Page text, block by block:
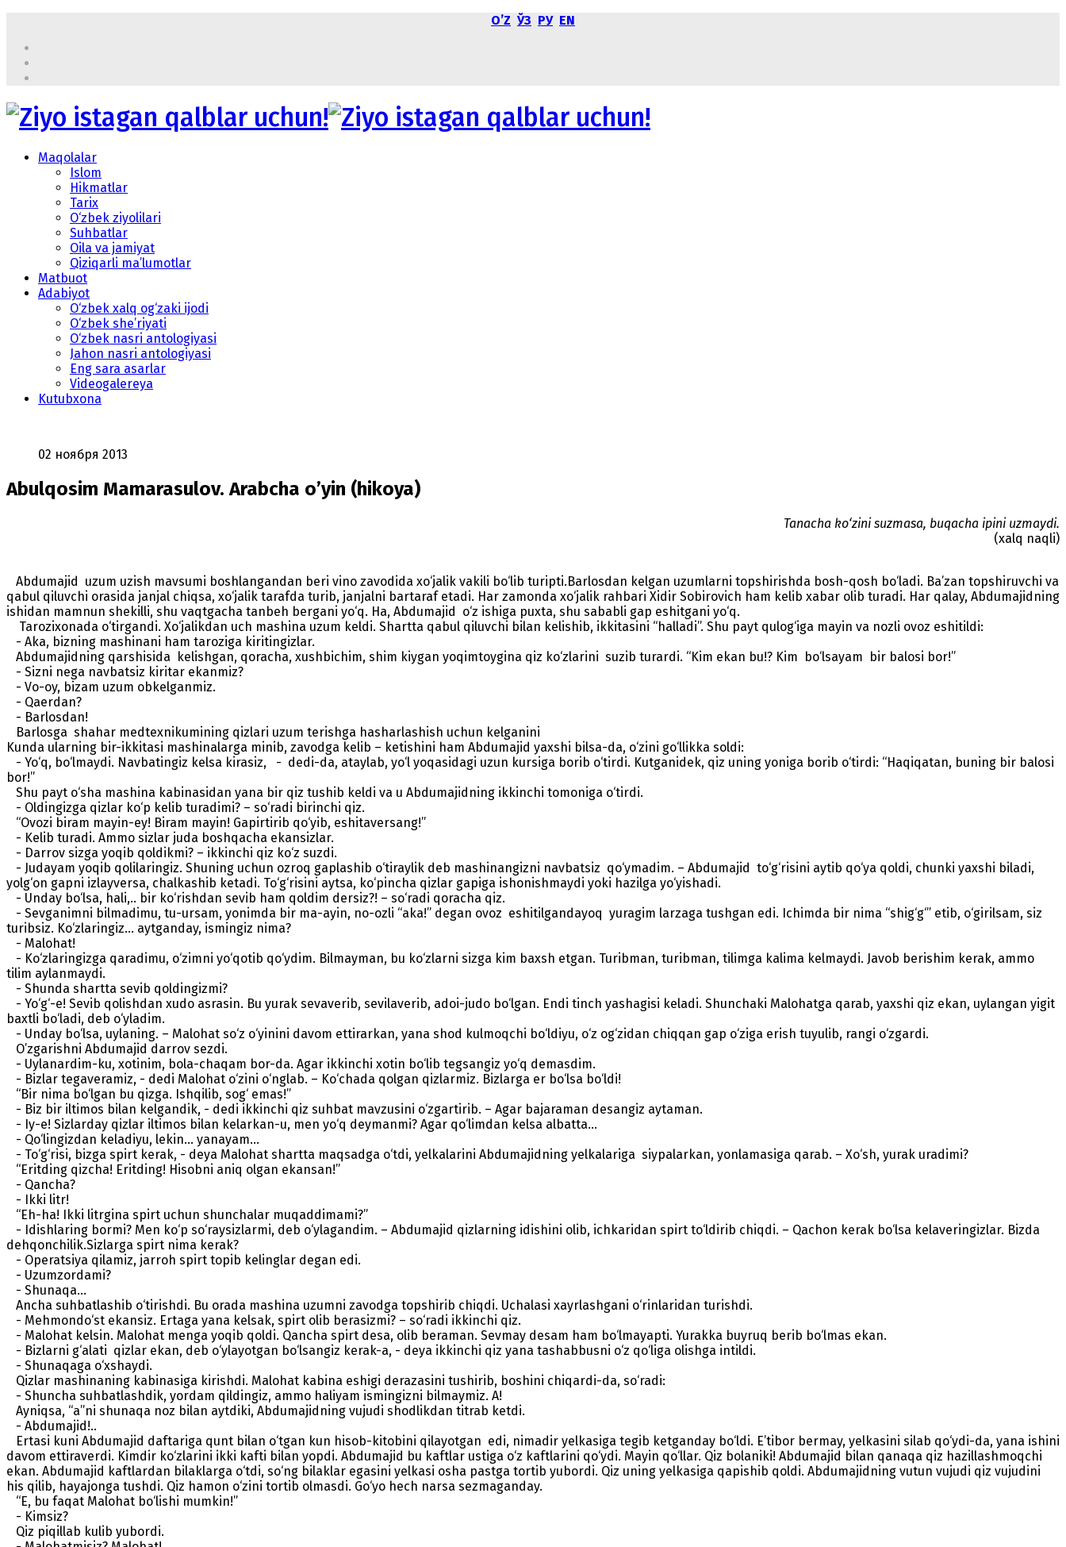
OʼZ ЎЗ РУ EN
Maqolalar
Islom
Hikmatlar
Tarix
O‘zbek ziyolilari
Suhbatlar
Oila va jamiyat
Qiziqarli ma’lumotlar
Matbuot
Adabiyot
O‘zbek xalq og‘zaki ijodi
O‘zbek she’riyati
O‘zbek nasri antologiyasi
Jahon nasri antologiyasi
Eng sara asarlar
Videogalereya
Kutubxona
02 ноября 2013
Abulqosim Mamarasulov. Arabcha o’yin (hikoya)
Tanacha ko‘zini suzmasa, buqacha ipini uzmaydi.
(xalq naqli)
Abdumajid uzum uzish mavsumi boshlangandan beri vino zavodida xo‘jalik vakili bo‘lib turipti.Barlosdan kelgan uzumlarni topshirishda bosh-qosh bo‘ladi. Ba’zan topshiruvchi va
qabul qiluvchi orasida janjal chiqsa, xo‘jalik tarafda turib, janjalni bartaraf etadi. Har zamonda xo‘jalik rahbari Xidir Sobirovich ham kelib xabar olib turadi. Har qalay, Abdumajidning
ishidan mamnun shekilli, shu vaqtgacha tanbeh bergani yo‘q. Ha, Abdumajid o‘z ishiga puxta, shu sababli gap eshitgani yo‘q.
Tarozixonada o‘tirgandi. Xo‘jalikdan uch mashina uzum keldi. Shartta qabul qiluvchi bilan kelishib, ikkitasini “halladi”. Shu payt qulog‘iga mayin va nozli ovoz eshitildi:
- Aka, bizning mashinani ham taroziga kiritingizlar.
Abdumajidning qarshisida kelishgan, qoracha, xushbichim, shim kiygan yoqimtoygina qiz ko‘zlarini suzib turardi. “Kim ekan bu!? Kim bo‘lsayam bir balosi bor!”
- Sizni nega navbatsiz kiritar ekanmiz?
- Vo-oy, bizam uzum obkelganmiz.
- Qaerdan?
- Barlosdan!
Barlosga shahar medtexnikumining qizlari uzum terishga hasharlashish uchun kelganini
Kunda ularning bir-ikkitasi mashinalarga minib, zavodga kelib – ketishini ham Abdumajid yaxshi bilsa-da, o‘zini go‘llikka soldi:
- Yo‘q, bo‘lmaydi. Navbatingiz kelsa kirasiz, - dedi-da, ataylab, yo‘l yoqasidagi uzun kursiga borib o‘tirdi. Kutganidek, qiz uning yoniga borib o‘tirdi: “Haqiqatan, buning bir balosi
bor!”
Shu payt o‘sha mashina kabinasidan yana bir qiz tushib keldi va u Abdumajidning ikkinchi tomoniga o‘tirdi.
- Oldingizga qizlar ko‘p kelib turadimi? – so‘radi birinchi qiz.
“Ovozi biram mayin-ey! Biram mayin! Gapirtirib qo‘yib, eshitaversang!”
- Kelib turadi. Ammo sizlar juda boshqacha ekansizlar.
- Darrov sizga yoqib qoldikmi? – ikkinchi qiz ko‘z suzdi.
- Judayam yoqib qolilaringiz. Shuning uchun ozroq gaplashib o‘tiraylik deb mashinangizni navbatsiz qo‘ymadim. – Abdumajid to‘g‘risini aytib qo‘ya qoldi, chunki yaxshi biladi,
yolg‘on gapni izlayversa, chalkashib ketadi. To‘g‘risini aytsa, ko‘pincha qizlar gapiga ishonishmaydi yoki hazilga yo‘yishadi.
- Unday bo‘lsa, hali,.. bir ko‘rishdan sevib ham qoldim dersiz?! – so‘radi qoracha qiz.
- Sevganimni bilmadimu, tu-ursam, yonimda bir ma-ayin, no-ozli “aka!” degan ovoz eshitilgandayoq yuragim larzaga tushgan edi. Ichimda bir nima “shig‘g‘” etib, o‘girilsam, siz
turibsiz. Ko‘zlaringiz... aytganday, ismingiz nima?
- Malohat!
- Ko‘zlaringizga qaradimu, o‘zimni yo‘qotib qo‘ydim. Bilmayman, bu ko‘zlarni sizga kim baxsh etgan. Turibman, turibman, tilimga kalima kelmaydi. Javob berishim kerak, ammo
tilim aylanmaydi.
- Shunda shartta sevib qoldingizmi?
- Yo‘g‘-e! Sevib qolishdan xudo asrasin. Bu yurak sevaverib, sevilaverib, adoi-judo bo‘lgan. Endi tinch yashagisi keladi. Shunchaki Malohatga qarab, yaxshi qiz ekan, uylangan yigit
baxtli bo‘ladi, deb o‘yladim.
- Unday bo‘lsa, uylaning. – Malohat so‘z o‘yinini davom ettirarkan, yana shod kulmoqchi bo‘ldiyu, o‘z og‘zidan chiqqan gap o‘ziga erish tuyulib, rangi o‘zgardi.
O’zgarishni Abdumajid darrov sezdi.
- Uylanardim-ku, xotinim, bola-chaqam bor-da. Agar ikkinchi xotin bo‘lib tegsangiz yo‘q demasdim.
- Bizlar tegaveramiz, - dedi Malohat o‘zini o‘nglab. – Ko‘chada qolgan qizlarmiz. Bizlarga er bo‘lsa bo‘ldi!
“Bir nima bo‘lgan bu qizga. Ishqilib, sog‘ emas!”
- Biz bir iltimos bilan kelgandik, - dedi ikkinchi qiz suhbat mavzusini o‘zgartirib. – Agar bajaraman desangiz aytaman.
- Iy-e! Sizlarday qizlar iltimos bilan kelarkan-u, men yo‘q deymanmi? Agar qo‘limdan kelsa albatta...
- Qo‘lingizdan keladiyu, lekin... yanayam...
- To‘g‘risi, bizga spirt kerak, - deya Malohat shartta maqsadga o‘tdi, yelkalarini Abdumajidning yelkalariga siypalarkan, yonlamasiga qarab. – Xo‘sh, yurak uradimi?
“Eritding qizcha! Eritding! Hisobni aniq olgan ekansan!”
- Qancha?
- Ikki litr!
“Eh-ha! Ikki litrgina spirt uchun shunchalar muqaddimami?”
- Idishlaring bormi? Men ko‘p so‘raysizlarmi, deb o‘ylagandim. – Abdumajid qizlarning idishini olib, ichkaridan spirt to‘ldirib chiqdi. – Qachon kerak bo‘lsa kelaveringizlar. Bizda
dehqonchilik.Sizlarga spirt nima kerak?
- Operatsiya qilamiz, jarroh spirt topib kelinglar degan edi.
- Uzumzordami?
- Shunaqa...
Ancha suhbatlashib o‘tirishdi. Bu orada mashina uzumni zavodga topshirib chiqdi. Uchalasi xayrlashgani o‘rinlaridan turishdi.
- Mehmondo‘st ekansiz. Ertaga yana kelsak, spirt olib berasizmi? – so‘radi ikkinchi qiz.
- Malohat kelsin. Malohat menga yoqib qoldi. Qancha spirt desa, olib beraman. Sevmay desam ham bo‘lmayapti. Yurakka buyruq berib bo‘lmas ekan.
- Bizlarni g‘alati qizlar ekan, deb o‘ylayotgan bo‘lsangiz kerak-a, - deya ikkinchi qiz yana tashabbusni o‘z qo‘liga olishga intildi.
- Shunaqaga o‘xshaydi.
Qizlar mashinaning kabinasiga kirishdi. Malohat kabina eshigi derazasini tushirib, boshini chiqardi-da, so‘radi:
- Shuncha suhbatlashdik, yordam qildingiz, ammo haliyam ismingizni bilmaymiz. A!
Ayniqsa, “a”ni shunaqa noz bilan aytdiki, Abdumajidning vujudi shodlikdan titrab ketdi.
- Abdumajid!..
Ertasi kuni Abdumajid daftariga qunt bilan o‘tgan kun hisob-kitobini qilayotgan edi, nimadir yelkasiga tegib ketganday bo‘ldi. E’tibor bermay, yelkasini silab qo‘ydi-da, yana ishini
davom ettiraverdi. Kimdir ko‘zlarini ikki kafti bilan yopdi. Abdumajid bu kaftlar ustiga o‘z kaftlarini qo‘ydi. Mayin qo‘llar. Qiz bolaniki! Abdumajid bilan qanaqa qiz hazillashmoqchi
ekan. Abdumajid kaftlardan bilaklarga o‘tdi, so‘ng bilaklar egasini yelkasi osha pastga tortib yubordi. Qiz uning yelkasiga qapishib qoldi. Abdumajidning vutun vujudi qiz vujudini
his qilib, hayajonga tushdi. Qiz hamon o‘zini tortib olmasdi. Go‘yo hech narsa sezmaganday.
“E, bu faqat Malohat bo‘lishi mumkin!”
- Kimsiz?
Qiz piqillab kulib yubordi.